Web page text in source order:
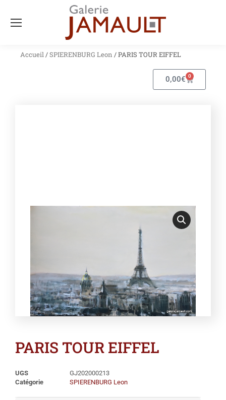
Accueil/SPIERENBURG Leon / PARIS TOUR EIFFEL
0,00€ 0
PARIS TOUR EIFFEL
UGS
GJ202000213
Catégorie
SPIERENBURG Leon